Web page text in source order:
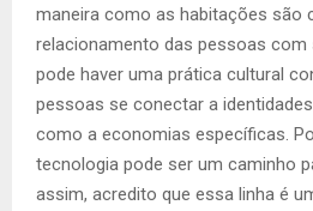
maneira como as habitações são
relacionamento das pessoas com
pode haver uma prática cultural
pessoas se conectar a
como a economias específicas.
tecnologia pode ser um caminho
assim, acredito que essa linha é